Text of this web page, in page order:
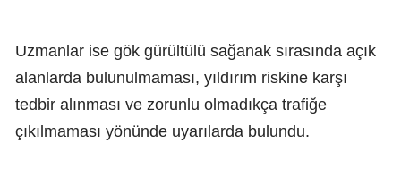
Uzmanlar ise gök gürültülü sağanak sırasında açık
alanlarda bulunulmaması, yıldırım riskine karşı
tedbir alınması ve zorunlu olmadıkça trafiğe
çıkılmaması yönünde uyarılarda bulundu.